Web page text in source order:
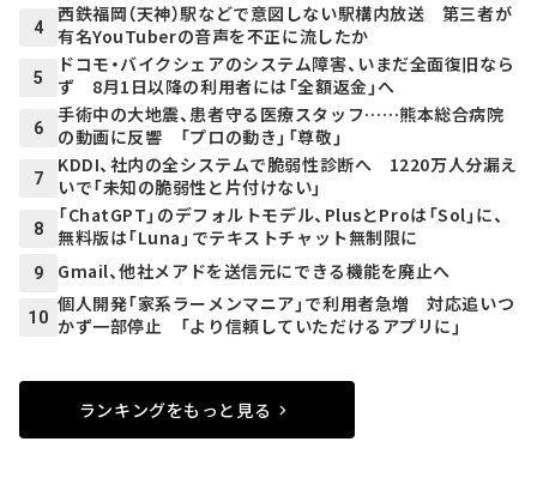
4
西鉄福岡（天神）駅などで意図しない駅構内放送 第三者が
有名YouTuberの音声を不正に流したか
5
ドコモ・バイクシェアのシステム障害、いまだ全面復旧なら
ず 8月1日以降の利用者には「全額返金」へ
6
手術中の大地震、患者守る医療スタッフ……熊本総合病院
の動画に反響 「プロの動き」「尊敬」
7
KDDI、社内の全システムで脆弱性診断へ 1220万人分漏え
いで「未知の脆弱性と片付けない」
8
「ChatGPT」のデフォルトモデル、PlusとProは「Sol」に、
無料版は「Luna」でテキストチャット無制限に
9 Gmail、他社メアドを送信元にできる機能を廃止へ
10
個人開発「家系ラーメンマニア」で利用者急増 対応追いつ
かず一部停止 「より信頼していただけるアプリに」
ランキングをもっと見る